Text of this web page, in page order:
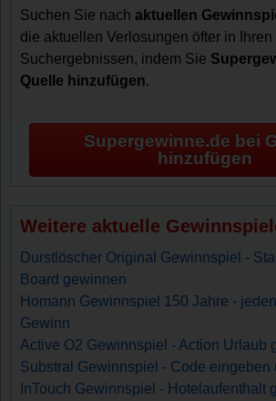
Suchen Sie nachaktuellen
die aktuellen Verlosungen öfter in
Suchergebnissen, indem Sie
Quelle hinzufügen.
Supergewinne.de bei
hinzufügen
Weitere aktuelle
Durstlöscher Original Gewinnspiel -
Board gewinnen
Homann Gewinnspiel 150 Jahre -
Gewinn
Active O2 Gewinnspiel - Action Urlaub
Substral Gewinnspiel - Code eingeben
InTouch Gewinnspiel - Hotelaufenthalt